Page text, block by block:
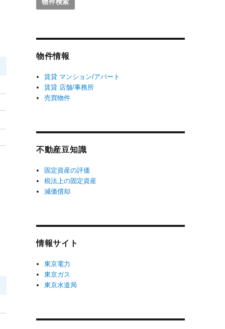
物件情報
賃貸 マンション/アパート
賃貸 店舗/事務所
売買物件
不動産豆知識
固定資産の評価
税法上の固定資産
減価償却
情報サイト
東京電力
東京ガス
東京水道局